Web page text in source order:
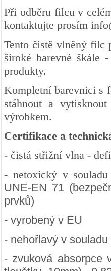
Při odběru filcu v
kontaktujte prosím
Tento čistě vlněný filc
široké barevné škále
produkty.
Kompletní barevnici s
stáhnout a
výrobkem.
Certifikace a
- čistá střižní vlna -
- netoxický v
UNE-EN 71
prvků)
- vyrobený v EU
- nehořlavý v
- zvuková absorpce